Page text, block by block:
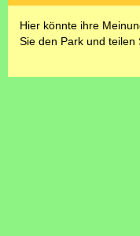
Hier könnte ihre
Sie den Park und teilen